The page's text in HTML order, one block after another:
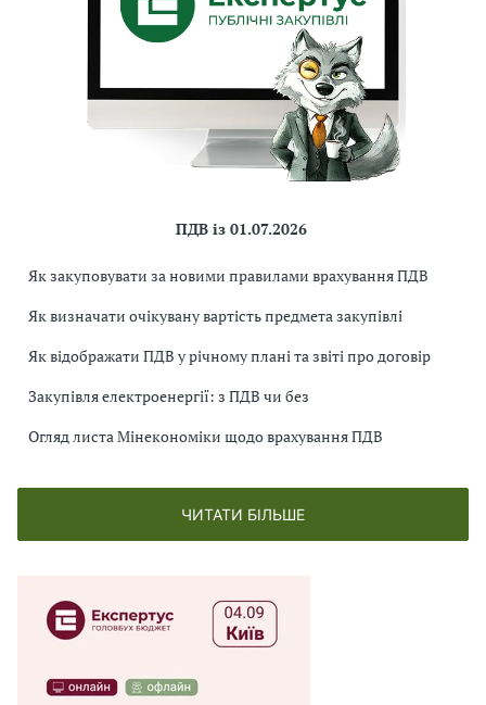
ПДВ із 01.07.2026
Як закуповувати за новими правилами врахування ПДВ
Як визначати очікувану вартість предмета закупівлі
Як відображати ПДВ у річному плані та звіті про договір
Закупівля електроенергії: з ПДВ чи без
Огляд листа Мінекономіки щодо врахування ПДВ
ЧИТАТИ БІЛЬШЕ